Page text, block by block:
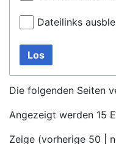
Dateilinks
Los
Die folgenden Seiten
Angezeigt werden 15
Zeige (vorherige 50